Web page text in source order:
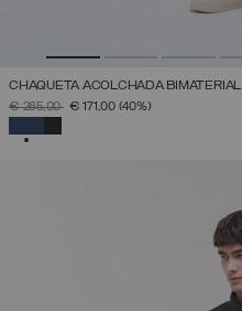
CHAQUETA ACOLCHADA BIMATERIAL
PRECIO REBAJADO DE
€ 285,00A€ 171,00 (40%)